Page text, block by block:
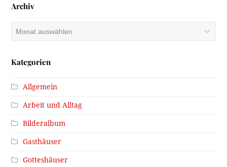
Archiv
Kategorien
Allgemein
Arbeit und Alltag
Bilderalbum
Gasthäuser
Gotteshäuser